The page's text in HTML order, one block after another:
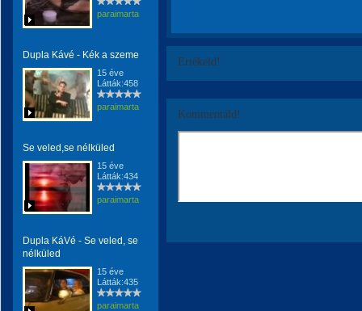
paraimarta
Dupla Kávé - Kék a szeme
15 éve
Látták:458
paraimarta
Se veled,se nélküled
15 éve
Látták:434
paraimarta
Dupla KáVé - Se veled, se
nélküled
15 éve
Látták:435
paraimarta
Értékeld!
Kommentáld!